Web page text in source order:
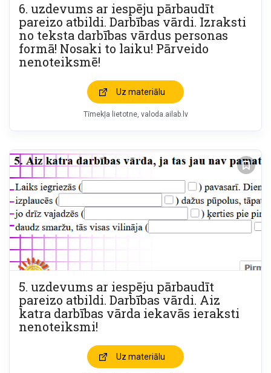
6. uzdevums ar iespēju pārbaudīt
pareizo atbildi. Darbības vārdi. Izraksti
no teksta darbības vārdus personas
formā! Nosaki to laiku! Pārveido
nenoteiksmē!
Uz materiālu
Tīmekļa lietotne valoda.ailab.lv
5. uzdevums ar iespēju pārbaudīt
pareizo atbildi. Darbības vārdi. Aiz
katra darbības vārda iekavās ieraksti
nenoteiksmi!
Uz materiālu